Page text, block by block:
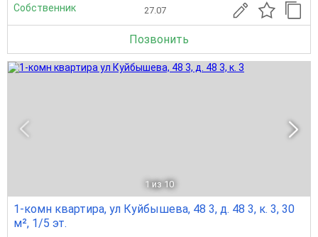
Собственник 27.07
Позвонить
1 из 10
1-комн квартира, ул Куйбышева, 48 3, д. 48 3, к. 3, 30
м², 1/5 эт.